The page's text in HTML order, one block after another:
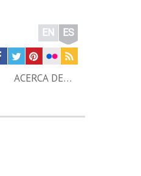
EN ES
ACERCA DE…